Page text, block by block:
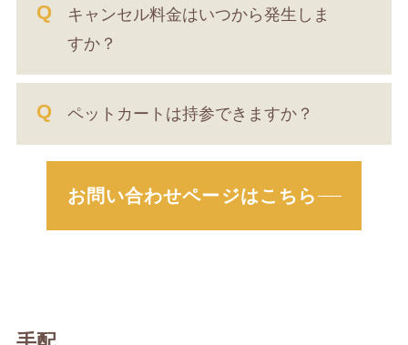
キャンセル料金はいつから発生しま
すか？
ペットカートは持参できますか？
お問い合わせページはこちら